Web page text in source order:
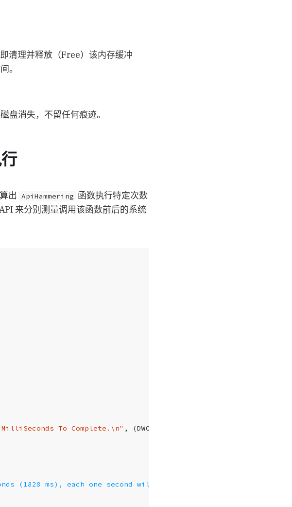
清理并释放（Free）该内存缓冲
。
盘消失，不留任何痕迹。
出 ApiHammering 函数执行特定次数
来分别测量调用该函数前后的系统
To Complete. \n" , (DWORD